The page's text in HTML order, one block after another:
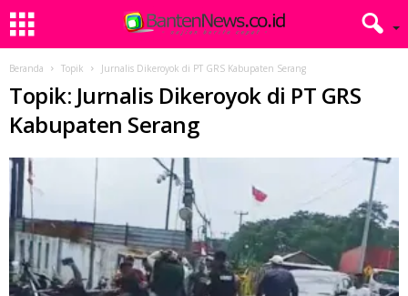
Beranda Topik Jurnalis Dikeroyok di PT GRS Kabupaten Serang
Topik: Jurnalis Dikeroyok di PT GRS
Kabupaten Serang